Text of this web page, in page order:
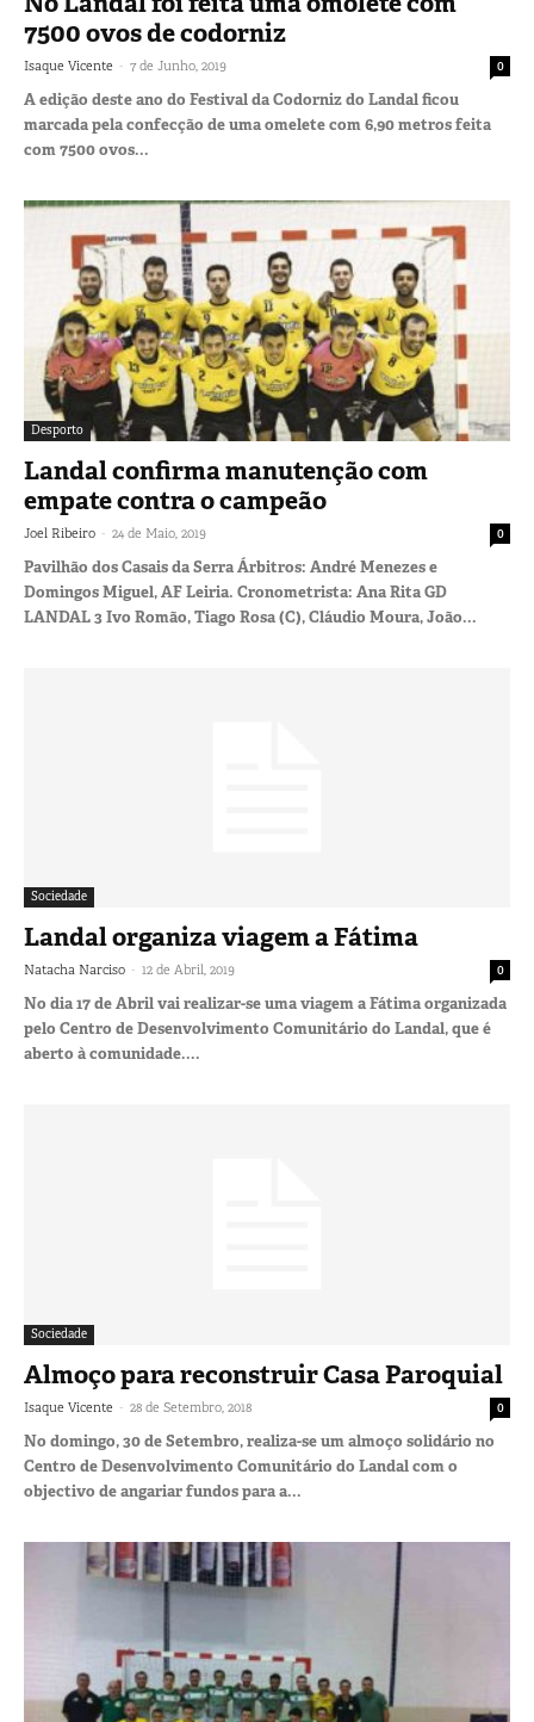
7500 ovos de codorniz
Isaque Vicente - 7 de Junho, 2019 0
A edição deste ano do Festival da Codorniz do Landal ficou
marcada pela confecção de uma omelete com 6,90 metros feita
com 7500 ovos...
Desporto
Landal confirma manutenção com
empate contra o campeão
Joel Ribeiro - 24 de Maio, 2019 0
Pavilhão dos Casais da Serra Árbitros: André Menezes e
Domingos Miguel, AF Leiria. Cronometrista: Ana Rita GD
LANDAL 3 Ivo Romão, Tiago Rosa (C), Cláudio Moura, João...
Sociedade
Landal organiza viagem a Fátima
Natacha Narciso - 12 de Abril, 2019 0
No dia 17 de Abril vai realizar-se uma viagem a Fátima organizada
pelo Centro de Desenvolvimento Comunitário do Landal, que é
aberto à comunidade....
Sociedade
Almoço para reconstruir Casa Paroquial
Isaque Vicente - 28 de Setembro, 2018 0
No domingo, 30 de Setembro, realiza-se um almoço solidário no
Centro de Desenvolvimento Comunitário do Landal com o
objectivo de angariar fundos para a...